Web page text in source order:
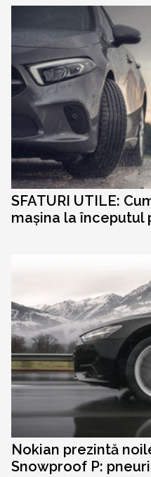
SFATURI UTILE:
mașina la începutul
Nokian prezintă
Snowproof P: